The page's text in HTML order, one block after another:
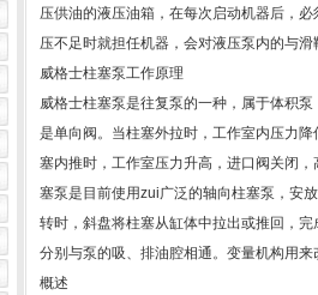
压供油的液压油箱，在每次启动机器后，
压不足时就担任机器，会对液压泵内的与
威格士柱塞泵工作原理
威格士柱塞泵是往复泵的一种，属于体积
是单向阀。当柱塞外拉时，工作室内压力
塞内推时，工作室压力升高，进口阀关闭
塞泵是目前使用zui广泛的轴向柱塞泵，安
转时，斜盘将柱塞从缸体中拉出或推回，
分别与泵的吸、排油腔相通。变量机构用
概述